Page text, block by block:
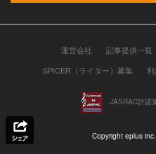
運営会社 記事提供一覧
SPICER（ライター）募集
JASRAC許諾
Copyright eplus